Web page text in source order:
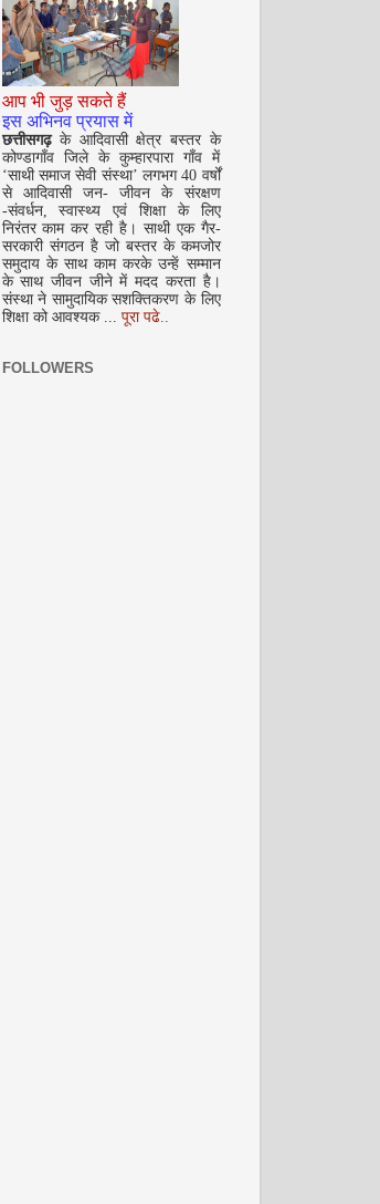
सितम्बर 2008
अक्टूबर 2008
आप भी जुड़ सकते हैं
इस अभिनव प्रयास में
छत्तीसगढ़के आदिवासी क्षेत्र बस्तर के
कोण्डागाँव जिले के कुम्हारपारा गाँव में
‘साथी समाज सेवी संस्था’ लगभग 40 वर्षों
से आदिवासी जन- जीवन के संरक्षण
-संवर्धन, स्वास्थ्य एवं शिक्षा के लिए
निरंतर काम कर रही है। साथी एक गैर-
सरकारी संगठन है जो बस्तर के कमजोर
समुदाय के साथ काम करके उन्हें सम्मान
के साथ जीवन जीने में मदद करता है।
संस्था ने सामुदायिक सशक्तिकरण के लिए
शिक्षा को आवश्यक ... पूरा पढे..
FOLLOWERS